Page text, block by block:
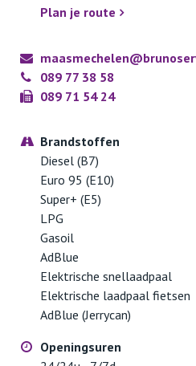
Plan je route
089 77 38 58
089 71 54 24
Brandstoffen
Diesel (B7)
Euro 95 (E10)
Super+ (E5)
LPG
Gasoil
AdBlue
Elektrische snellaadpaal
Elektrische laadpaal fietsen
AdBlue (Jerrycan)
Openingsuren